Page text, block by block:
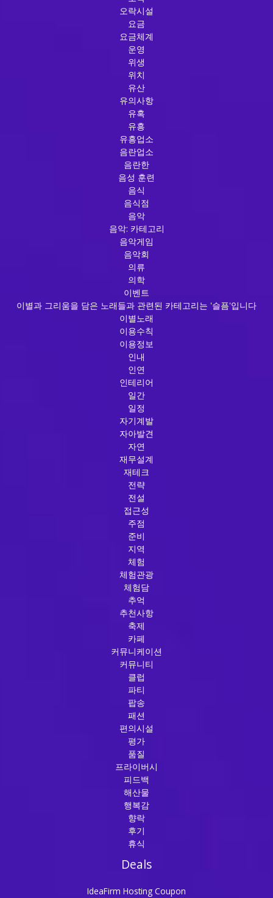
오락시설
요금
요금체계
운영
위생
위치
유산
유의사항
유혹
유흥
유흥업소
음란업소
음란한
음성 훈련
음식
음식점
음악
음악: 카테고리
음악게임
음악회
의류
의학
이벤트
이별과 그리움을 담은 노래들과 관련된 카테고리는 '슬픔'입니다
이별노래
이용수칙
이용정보
인내
인연
인테리어
일간
일정
자기계발
자아발견
자연
재무설계
재테크
전략
전설
접근성
주점
준비
지역
체험
체험관광
체험담
추억
추천사항
축제
카페
커뮤니케이션
커뮤니티
클럽
파티
팝송
패션
편의시설
평가
품질
프라이버시
피드백
해산물
행복감
향락
후기
휴식
Deals
IdeaFirm Hosting Coupon